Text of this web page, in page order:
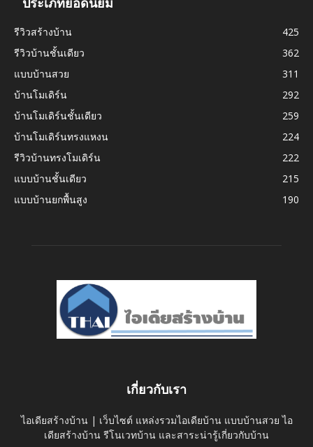
ประเภทยอดนิยม
รีวิวสร้างบ้าน
425
รีวิวบ้านชั้นเดียว
362
แบบบ้านสวย
311
บ้านโมเดิร์น
292
บ้านโมเดิร์นชั้นเดียว
259
บ้านโมเดิร์นทรงแหงน
224
รีวิวบ้านทรงโมเดิร์น
222
แบบบ้านชั้นเดียว
215
แบบบ้านยกพื้นสูง
190
เกี่ยวกับเรา
ไอเดียสร้างบ้าน | เว็บไซต์ แหล่งรวมไอเดียบ้าน แบบบ้านสวย ไอ
เดียสร้างบ้าน รีโนเวทบ้าน และสาระน่ารู้เกี่ยวกับบ้าน